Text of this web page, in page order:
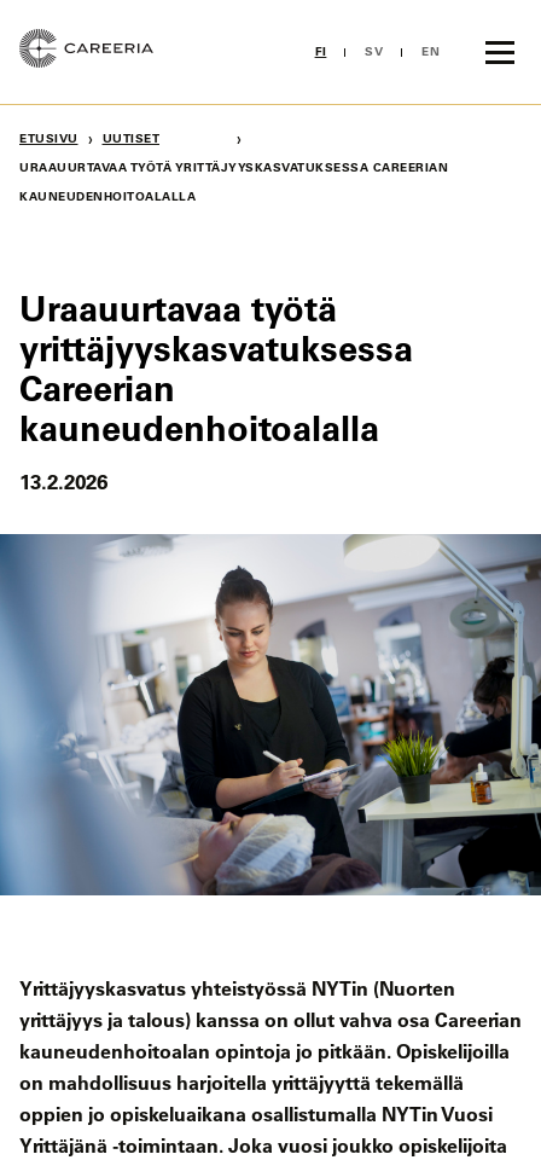
sisältöön
FI SV EN
ETUSIVU › UUTISET ›
URAAUURTAVAA TYÖTÄ YRITTÄJYYSKASVATUKSESSA CAREERIAN
KAUNEUDENHOITOALALLA
Uraauurtavaa työtä
yrittäjyyskasvatuksessa
Careerian
kauneudenhoitoalalla
13.2.2026
Yrittäjyyskasvatus yhteistyössä NYTin (Nuorten
yrittäjyys ja talous) kanssa on ollut vahva osa Careerian
kauneudenhoitoalan opintoja jo pitkään. Opiskelijoilla
on mahdollisuus harjoitella yrittäjyyttä tekemällä
oppien jo opiskeluaikana osallistumalla NYTin Vuosi
Yrittäjänä -toimintaan. Joka vuosi joukko opiskelijoita